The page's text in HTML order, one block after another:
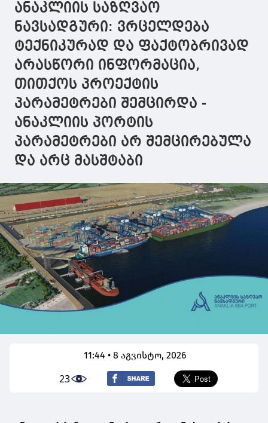
ანაკლიის საზღვაო
ნავსადგური: ვრცელდება
ტექნიკურად და ფაქტობრივად
არასწორი ინფორმაცია,
თითქოს პროექტის
პარამეტრები შემცირდა -
ანაკლიის პორტის
პარამეტრები არ შემცირებულა
და არც მასშტაბი
11:44 • 8 აგვისტო, 2026
23